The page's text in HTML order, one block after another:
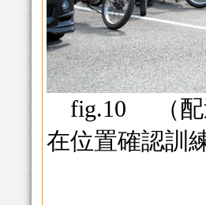
fig.10 （配
在位置確認訓練